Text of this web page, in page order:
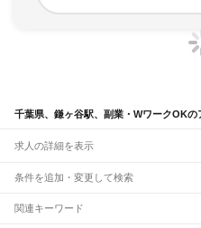
千葉県、鎌ヶ谷駅、副業・WワークOK
求人の詳細を表示
条件を追加・変更して検索
市区町村を追加・変更
関連キーワード